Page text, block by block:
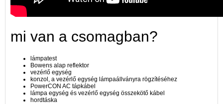
mi van a csomagban?
lámpatest
Bowens alap reflektor
vezérlő egység
konzol, a vezérlő egység lámpaállványra rögzítéséhez
PowerCON AC tápkábel
lámpa egység és vezérlő egység összekötő kábel
hordtáska